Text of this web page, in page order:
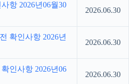
항 2026년06월30
2026.06.30
확인사항 2026년
2026.06.30
인사항 2026년06
2026.06.30